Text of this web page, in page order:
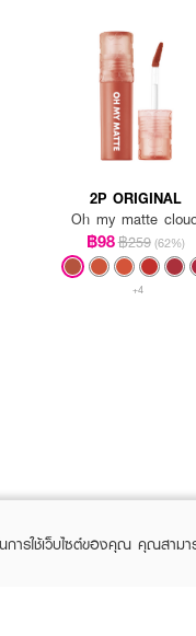
2P ORIGINAL
Oh my matte
฿98฿259 (62%)
+4
ารใช้เว็บไซต์ของคุณ คุณสามา